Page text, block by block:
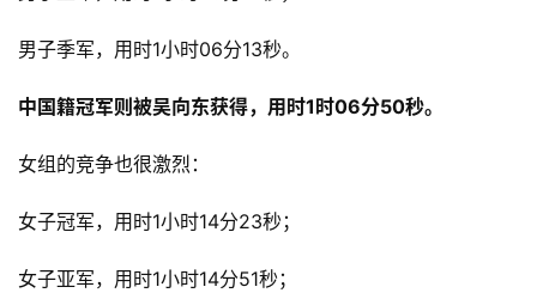
男子季军，用时1小时06分13秒。
中国籍冠军则被吴向东获得，用时1时06分50秒。
女组的竞争也很激烈：
女子冠军，用时1小时14分23秒；
女子亚军，用时1小时14分51秒；